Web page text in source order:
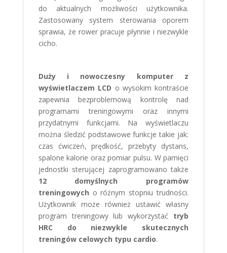
do aktualnych możliwości użytkownika.
Zastosowany system sterowania oporem
sprawia, że rower pracuje płynnie i niezwykle
cicho.
Duży i nowoczesny komputer z
wyświetlaczem LCD o wysokim kontraście
zapewnia bezproblemową kontrolę nad
programami treningowymi oraz innymi
przydatnymi funkcjami. Na wyświetlaczu
można śledzić podstawowe funkcje takie jak:
czas ćwiczeń, prędkość, przebyty dystans,
spalone kalorie oraz pomiar pulsu. W pamięci
jednostki sterującej zaprogramowano także
12 domyślnych programów
treningowych o różnym stopniu trudności.
Użytkownik może również ustawić własny
program treningowy lub wykorzystać tryb
HRC do niezwykle skutecznych
treningów celowych typu cardio.